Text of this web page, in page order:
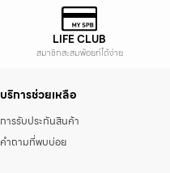
LIFE CLUB
สมาชิกสะสมพ้อยท์ได้ง่าย
บริการช่วยเหลือ
การรับประกันสินค้า
คำถามที่พบบ่อย